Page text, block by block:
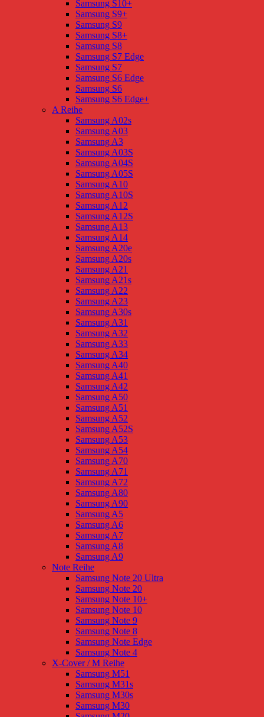
Samsung S10+
Samsung S9+
Samsung S9
Samsung S8+
Samsung S8
Samsung S7 Edge
Samsung S7
Samsung S6 Edge
Samsung S6
Samsung S6 Edge+
A Reihe
Samsung A02s
Samsung A03
Samsung A3
Samsung A03S
Samsung A04S
Samsung A05S
Samsung A10
Samsung A10S
Samsung A12
Samsung A12S
Samsung A13
Samsung A14
Samsung A20e
Samsung A20s
Samsung A21
Samsung A21s
Samsung A22
Samsung A23
Samsung A30s
Samsung A31
Samsung A32
Samsung A33
Samsung A34
Samsung A40
Samsung A41
Samsung A42
Samsung A50
Samsung A51
Samsung A52
Samsung A52S
Samsung A53
Samsung A54
Samsung A70
Samsung A71
Samsung A72
Samsung A80
Samsung A90
Samsung A5
Samsung A6
Samsung A7
Samsung A8
Samsung A9
Note Reihe
Samsung Note 20 Ultra
Samsung Note 20
Samsung Note 10+
Samsung Note 10
Samsung Note 9
Samsung Note 8
Samsung Note Edge
Samsung Note 4
X-Cover / M Reihe
Samsung M51
Samsung M31s
Samsung M30s
Samsung M30